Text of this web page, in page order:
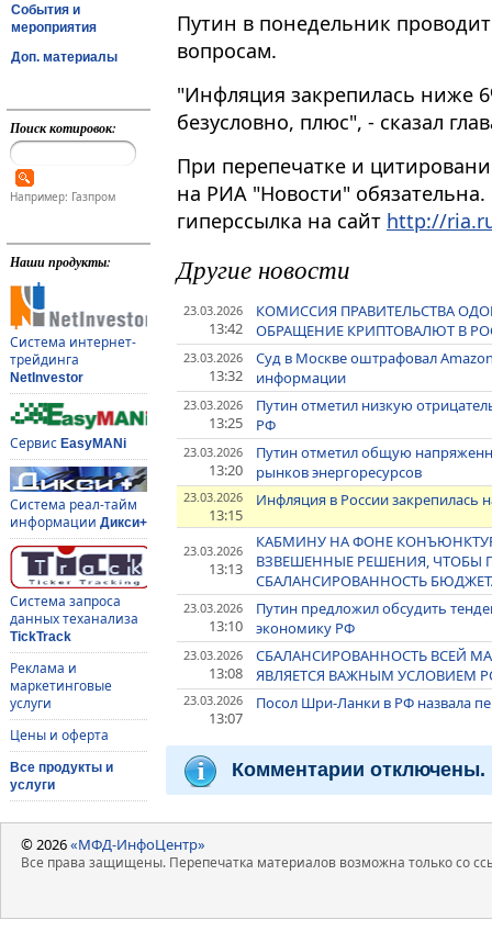
События и
мероприятия
Доп. материалы
Поиск котировок:
Например: Газпром
Наши продукты:
Система интернет-
трейдинга
NetInvestor
Сервис EasyMANi
Система реал-тайм
информации Дикси+
Система запроса
данных теханализа
TickTrack
Реклама и
маркетинговые
услуги
Цены и оферта
Все продукты и
услуги
Путин в понедельник
вопросам​​​.
"Инфляция закрепилась ниже
безусловно, плюс", - сказал
При перепечатке и
на РИА "Новости"
гиперссылка на сайт http://
Другие новости
23.03.2026
13:42
КОМИССИЯ ПРАВИТЕЛЬСТВА
ОБРАЩЕНИЕ КРИПТОВАЛЮТ В
23.03.2026
13:32
Суд в Москве оштрафовал
информации
23.03.2026
13:25
Путин отметил низкую
РФ
23.03.2026
13:20
Путин отметил общую
рынков энергоресурсов
23.03.2026
13:15
Инфляция в России закрепилась
23.03.2026
13:13
КАБМИНУ НА ФОНЕ
ВЗВЕШЕННЫЕ РЕШЕНИЯ, ЧТОБЫ
СБАЛАНСИРОВАННОСТЬ
23.03.2026
13:10
Путин предложил обсудить
экономику РФ
23.03.2026
13:08
СБАЛАНСИРОВАННОСТЬ ВСЕЙ
ЯВЛЯЕТСЯ ВАЖНЫМ УСЛОВИЕМ
23.03.2026
13:07
Посол Шри-Ланки в РФ назвала
Комментарии отключены.
© 2026«МФД-ИнфоЦентр»
Все права защищены. Перепечатка материалов возможна только со